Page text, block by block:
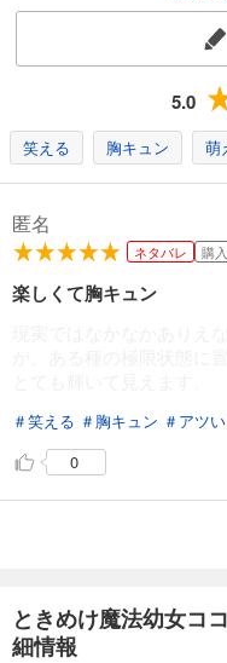
5.0
笑える 胸キュン 萌
匿名
ネタバレ 購
楽しくて胸キュン
＃笑える ＃胸キュン ＃アツい
0
ときめけ魔法幼女コ
細情報